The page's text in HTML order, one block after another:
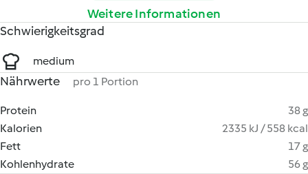
Weitere Informationen
Schwierigkeitsgrad
medium
Nährwerte pro 1 Portion
Protein
38 g
Kalorien
2335 kJ / 558 kcal
Fett
17 g
Kohlenhydrate
56 g